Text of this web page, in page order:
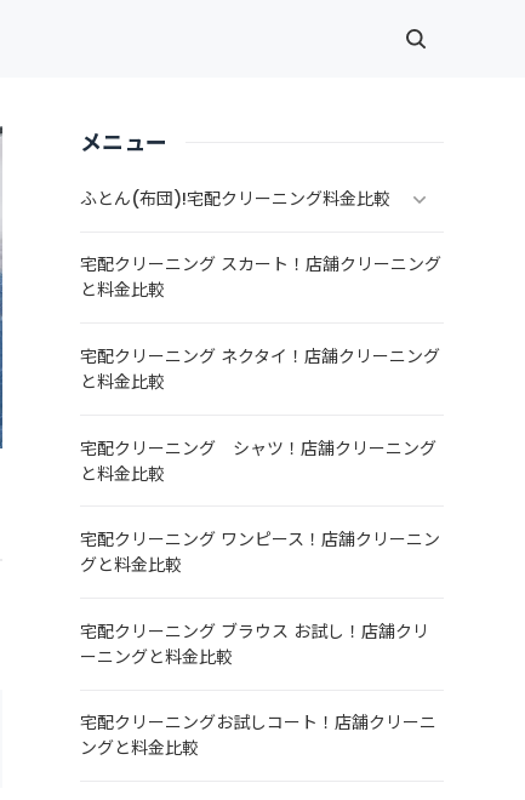
メニュー
ふとん(布団)!宅配クリーニング料金比較
宅配クリーニング スカート！店舗クリーニング
と料金比較
宅配クリーニング ネクタイ！店舗クリーニング
と料金比較
宅配クリーニング シャツ！店舗クリーニング
と料金比較
宅配クリーニング ワンピース！店舗クリーニン
グと料金比較
宅配クリーニング ブラウス お試し！店舗クリ
ーニングと料金比較
宅配クリーニングお試しコート！店舗クリーニ
ングと料金比較